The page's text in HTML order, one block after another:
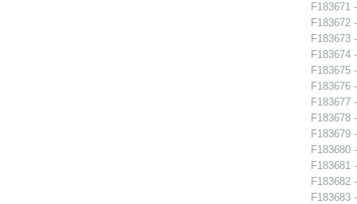
F183671
F183672
F183673
F183674
F183675
F183676
F183677
F183678
F183679
F183680
F183681
F183682
F183683